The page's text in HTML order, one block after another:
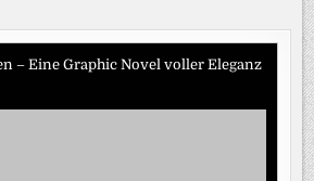
– Eine Graphic Novel voller Eleganz